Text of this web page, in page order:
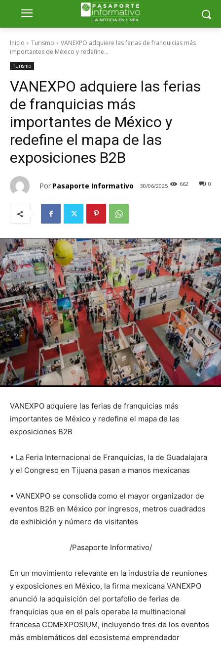
Inicio Turismo
VANEXPO adquiere las ferias de franquicias más
importantes de México y redefine...
Turismo
VANEXPO adquiere las ferias
de franquicias más
importantes de México y
redefine el mapa de las
exposiciones B2B
Por Pasaporte Informativo 30/06/2025 0
662
VANEXPO adquiere las ferias de franquicias más
importantes de México y redefine el mapa de las
exposiciones B2B
• La Feria Internacional de Franquicias, la de Guadalajara
y el Congreso en Tijuana pasan a manos mexicanas
• VANEXPO se consolida como el mayor organizador de
eventos B2B en México por ingresos, metros cuadrados
de exhibición y número de visitantes
/Pasaporte Informativo/
En un movimiento relevante en la industria de reuniones
y exposiciones en México, la firma mexicana VANEXPO
anunció la adquisición del portafolio de ferias de
franquicias que en el país operaba la multinacional
francesa COMEXPOSIUM, incluyendo tres de los eventos
más emblemáticos del ecosistema emprendedor